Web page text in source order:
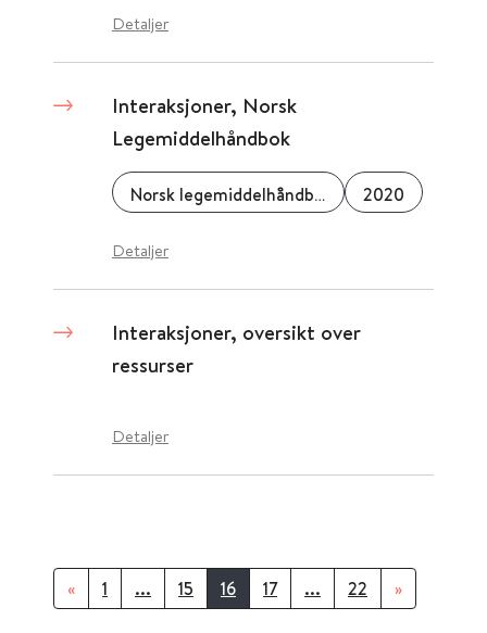
Detaljer
Interaksjoner, Norsk
Legemiddelhåndbok
Norsk legemiddelhåndbok 2020
Detaljer
Interaksjoner, oversikt over
ressurser
Detaljer
« 1 ... 15 16 17 ... 22 »